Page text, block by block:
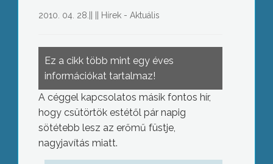
2010. 04. 28. Hírek - Aktuális
Ez a cikk több mint egy éves
információkat tartalmaz!
A céggel kapcsolatos másik fontos hír,
hogy csütörtök estétől pár napig
sötétebb lesz az erőmű füstje,
nagyjavítás miatt.